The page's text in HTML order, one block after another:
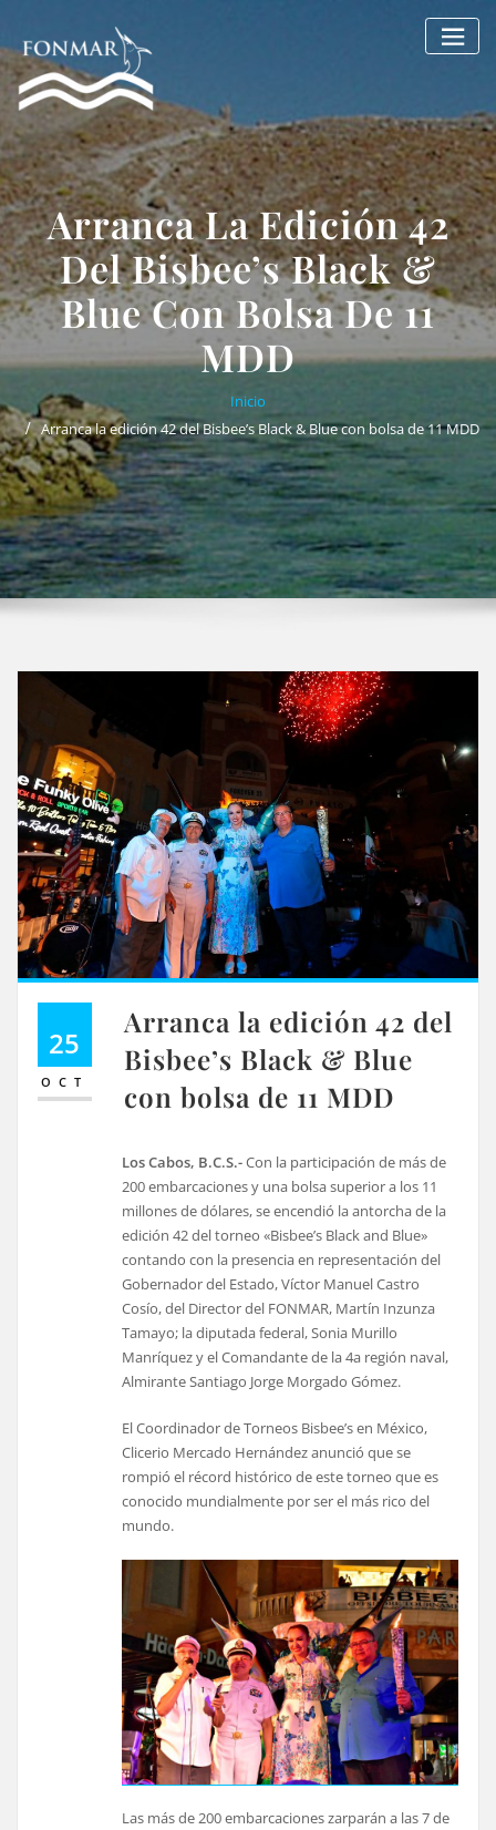
contenido
Arranca La Edición 42
Del Bisbee’s Black &
Blue Con Bolsa De 11
MDD
Inicio
Arranca la edición 42 del Bisbee’s Black & Blue con bolsa de 11 MDD
25
OCT
Arranca la edición 42 del
Bisbee’s Black & Blue
con bolsa de 11 MDD
Los Cabos, B.C.S.-Con la participación de más de
200 embarcaciones y una bolsa superior a los 11
millones de dólares, se encendió la antorcha de la
edición 42 del torneo «Bisbee’s Black and Blue»
contando con la presencia en representación del
Gobernador del Estado, Víctor Manuel Castro
Cosío, del Director del FONMAR, Martín Inzunza
Tamayo; la diputada federal, Sonia Murillo
Manríquez y el Comandante de la 4a región naval,
Almirante Santiago Jorge Morgado Gómez.
El Coordinador de Torneos Bisbee’s en México,
Clicerio Mercado Hernández anunció que se
rompió el récord histórico de este torneo que es
conocido mundialmente por ser el más rico del
mundo.
Las más de 200 embarcaciones zarparán a las 7 de